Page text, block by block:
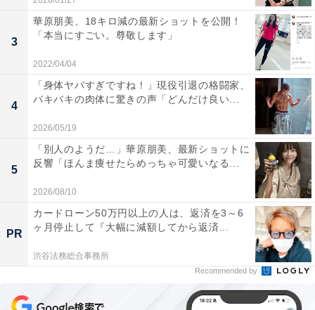
3
華原朋美、18キロ減の最新ショットを公開！
「本当にすごい。尊敬します」
2022/04/04
4
「身体ヤバすぎですね！」現役引退の格闘家、
バキバキの肉体に驚きの声「どんだけ良い...
2026/05/19
5
「別人のようだ…」華原朋美、最新ショットに
反響「ほんま痩せたらめっちゃ可愛いなる...
2026/08/10
PR
カードローン50万円以上の人は、返済を3～6
ヶ月停止して『大幅に減額してから返済...
渋谷法務総合事務所
Recommended by